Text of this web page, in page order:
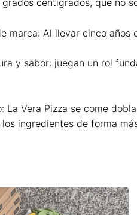
centígrados, que no
marca: Al llevar cinco
y sabor: juegan un rol
La Vera Pizza se come
ingredientes de forma